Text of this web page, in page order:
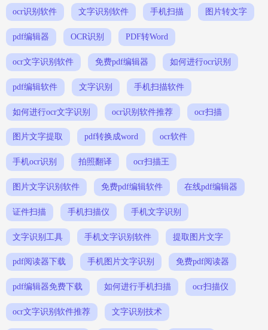
ocr识别软件 文字识别软件 手机扫描 图片转文字
pdf编辑器 OCR识别 PDF转Word
ocr文字识别软件 免费pdf编辑器 如何进行ocr识别
pdf编辑软件 文字识别 手机扫描软件
如何进行ocr文字识别 ocr识别软件推荐 ocr扫描
图片文字提取 pdf转换成word ocr软件
手机ocr识别 拍照翻译 ocr扫描王
图片文字识别软件 免费pdf编辑软件 在线pdf编辑器
证件扫描 手机扫描仪 手机文字识别
文字识别工具 手机文字识别软件 提取图片文字
pdf阅读器下载 手机图片文字识别 免费pdf阅读器
pdf编辑器免费下载 如何进行手机扫描 ocr扫描仪
ocr文字识别软件推荐 文字识别技术